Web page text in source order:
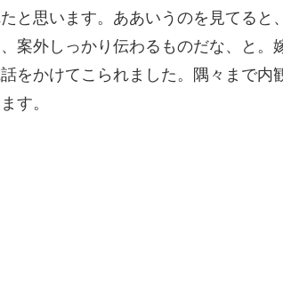
と思います。ああいうのを見てると
案外しっかり伝わるものだな、と。
をかけてこられました。隅々まで内
す。